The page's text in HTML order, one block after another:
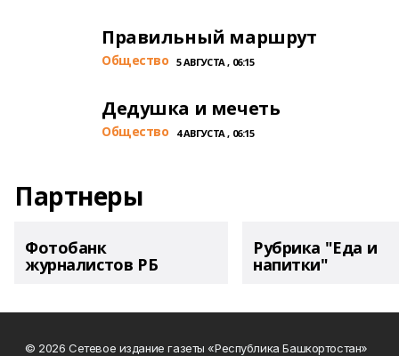
Правильный маршрут
Общество 5 АВГУСТА , 06:15
Дедушка и мечеть
Общество 4 АВГУСТА , 06:15
Партнеры
Фотобанк
журналистов РБ
Рубрика "Еда и
напитки"
© 2026 Сетевое издание газеты «Республика Башкортостан»